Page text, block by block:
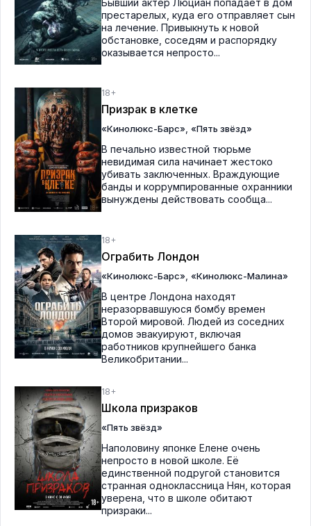
Бывший актёр Люциан попадает в дом
престарелых, куда его отправляет сын
на лечение. Привыкнуть к новой
обстановке, соседям и распорядку
оказывается непросто...
18+
Призрак в клетке
«Кинолюкс-Барс» «Пять звёзд»
В печально известной тюрьме
невидимая сила начинает жестоко
убивать заключенных. Враждующие
банды и коррумпированные охранники
вынуждены действовать сообща...
18+
Ограбить Лондон
«Кинолюкс-Барс» «Кинолюкс-Малина»
В центре Лондона находят
неразорвавшуюся бомбу времен
Второй мировой. Людей из соседних
домов эвакуируют, включая
работников крупнейшего банка
Великобритании...
18+
Школа призраков
«Пять звёзд»
Наполовину японке Елене очень
непросто в новой школе. Её
единственной подругой становится
странная одноклассница Нян, которая
уверена, что в школе обитают
призраки...